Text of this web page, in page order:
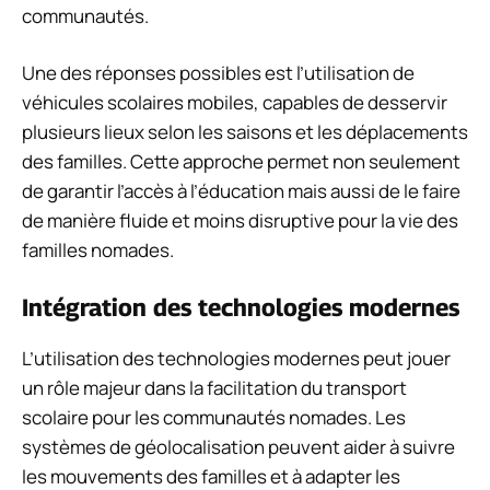
communautés.
Une des réponses possibles est l’utilisation de
véhicules scolaires mobiles, capables de desservir
plusieurs lieux selon les saisons et les déplacements
des familles. Cette approche permet non seulement
de garantir l’accès à l’éducation mais aussi de le faire
de manière fluide et moins disruptive pour la vie des
familles nomades.
Intégration des technologies modernes
L’utilisation des technologies modernes peut jouer
un rôle majeur dans la facilitation du transport
scolaire pour les communautés nomades. Les
systèmes de géolocalisation peuvent aider à suivre
les mouvements des familles et à adapter les